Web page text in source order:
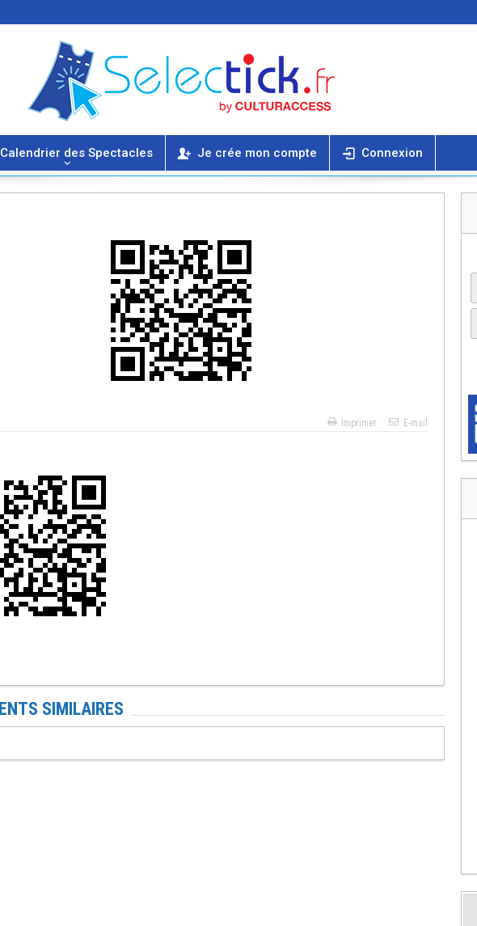
Calendrier des Spectacles Je crée mon compte Connexion
Imprimer E-mail
SIMILAIRES